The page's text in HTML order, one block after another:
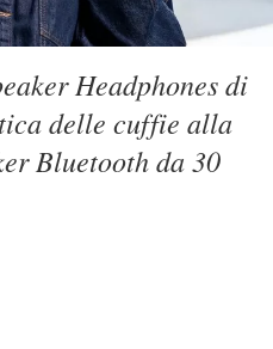
Headphones di
delle cuffie alla
Bluetooth da 30